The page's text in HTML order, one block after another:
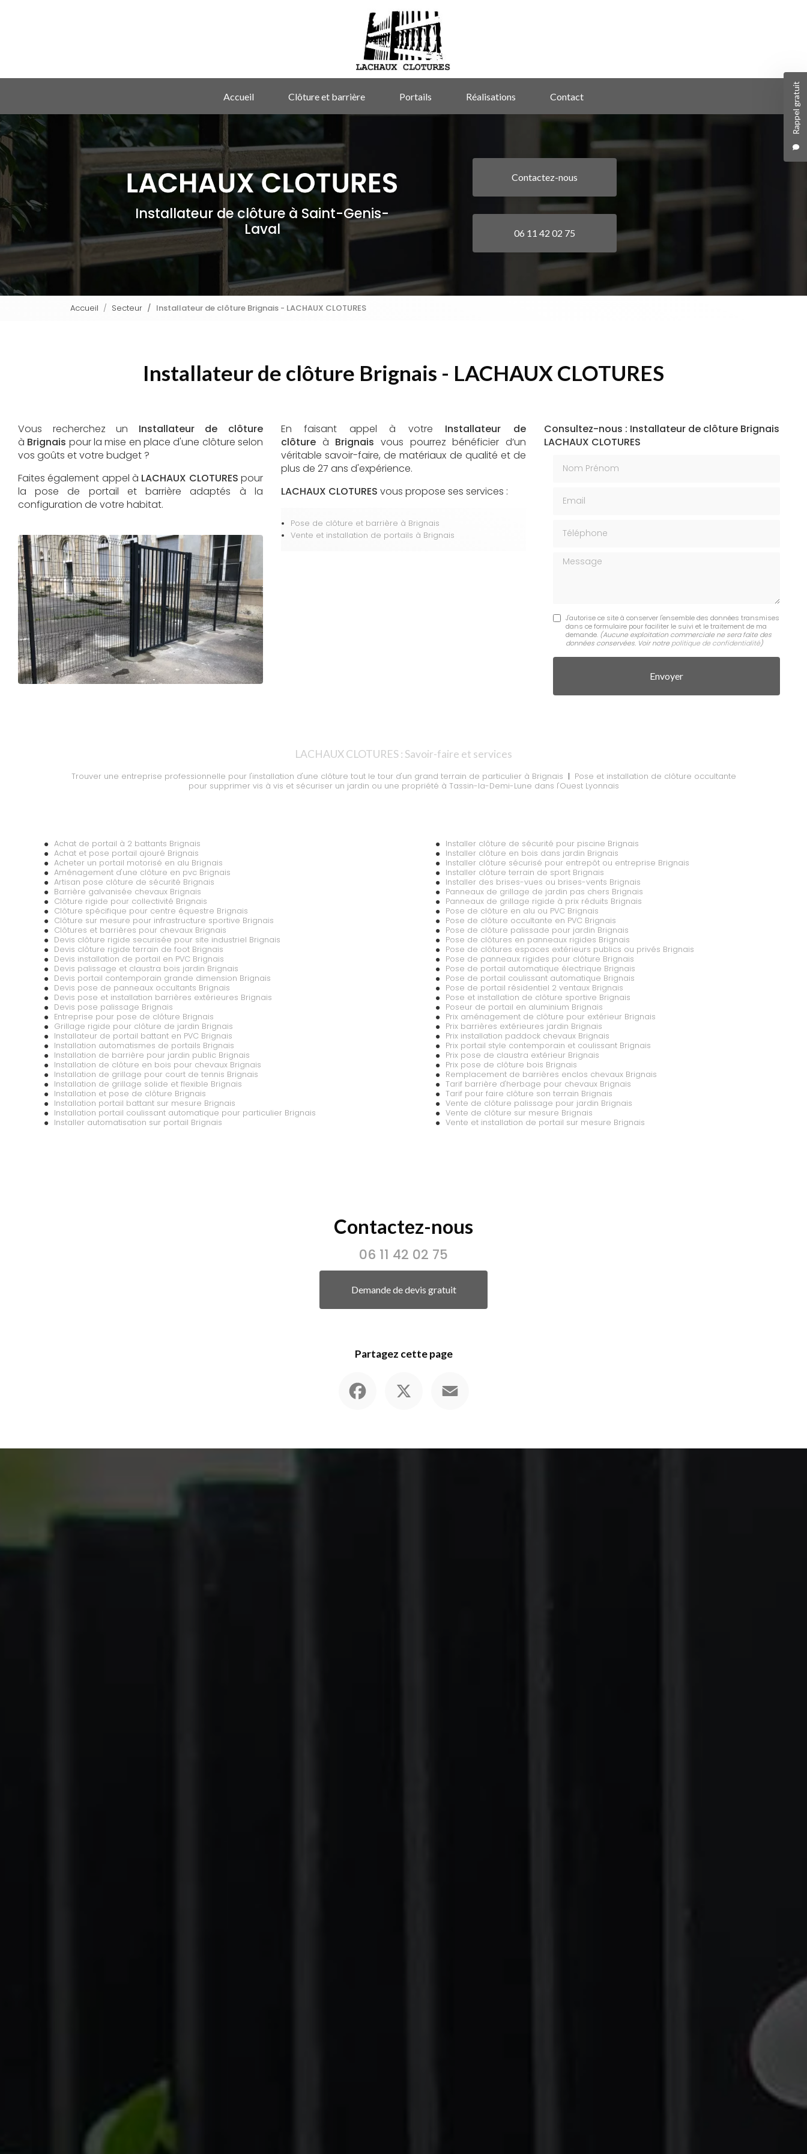
Rappel gratuit
Accueil
Clôture et barrière Portails Réalisations Contact
Installateur de clôture à Saint-Genis-
Laval
Contactez-nous
06 11 42 02 75
Accueil Secteur Installateur de clôture Brignais - LACHAUX CLOTURES
Installateur de clôture Brignais - LACHAUX CLOTURES
Vous recherchez un Installateur de clôture
à Brignais pour la mise en place d'une clôture selon
vos goûts et votre budget ?
Faites également appel à LACHAUX CLOTURES pour
la pose de portail et barrière adaptés à la
configuration de votre habitat.
En faisant appel à votre Installateur de
clôtureà Brignais vous pourrez bénéficier d’un
véritable savoir-faire, de matériaux de qualité et de
plus de 27 ans d'expérience.
LACHAUX CLOTURES vous propose ses services :
Pose de clôture et barrière à Brignais
Vente et installation de portails​​​​​​​ à Brignais
Consultez-nous : Installateur de clôture Brignais
LACHAUX CLOTURES
Message
J'autorise ce site à conserver l'ensemble des données transmises
dans ce formulaire pour faciliter le suivi et le traitement de ma
demande. (Aucune exploitation commerciale ne sera faite des
données conservées. Voir notre politique de confidentialité)
LACHAUX CLOTURES : Savoir-faire et services
Trouver une entreprise professionnelle pour l'installation d'une clôture tout le tour d'un grand terrain de particulier à Brignais | Pose et installation de clôture occultante
pour supprimer vis à vis et sécuriser un jardin ou une propriété à Tassin-la-Demi-Lune dans l'Ouest Lyonnais
Achat de portail à 2 battants Brignais
Achat et pose portail ajouré Brignais
Acheter un portail motorisé en alu Brignais
Aménagement d'une clôture en pvc Brignais
Artisan pose clôture de sécurité Brignais
Barrière galvanisée chevaux Brignais
Clôture rigide pour collectivité Brignais
Clôture spécifique pour centre équestre Brignais
Clôture sur mesure pour infrastructure sportive Brignais
Clôtures et barrières pour chevaux Brignais
Devis clôture rigide securisée pour site industriel Brignais
Devis clôture rigide terrain de foot Brignais
Devis installation de portail en PVC Brignais
Devis palissage et claustra bois jardin Brignais
Devis portail contemporain grande dimension Brignais
Devis pose de panneaux occultants Brignais
Devis pose et installation barrières extérieures Brignais
Devis pose palissage Brignais
Entreprise pour pose de clôture Brignais
Grillage rigide pour clôture de jardin Brignais
Installateur de portail battant en PVC Brignais
Installation automatismes de portails Brignais
Installation de barrière pour jardin public Brignais
Installation de clôture en bois pour chevaux Brignais
Installation de grillage pour court de tennis Brignais
Installation de grillage solide et flexible Brignais
Installation et pose de clôture Brignais
Installation portail battant sur mesure Brignais
Installation portail coulissant automatique pour particulier Brignais
Installer automatisation sur portail Brignais
Installer clôture de sécurité pour piscine Brignais
Installer clôture en bois dans jardin Brignais
Installer clôture sécurisé pour entrepôt ou entreprise Brignais
Installer clôture terrain de sport Brignais
Installer des brises-vues ou brises-vents Brignais
Panneaux de grillage de jardin pas chers Brignais
Panneaux de grillage rigide à prix réduits Brignais
Pose de clôture en alu ou PVC Brignais
Pose de clôture occultante en PVC Brignais
Pose de clôture palissade pour jardin Brignais
Pose de clôtures en panneaux rigides Brignais
Pose de clôtures espaces extérieurs publics ou privés Brignais
Pose de panneaux rigides pour clôture Brignais
Pose de portail automatique électrique Brignais
Pose de portail coulissant automatique Brignais
Pose de portail résidentiel 2 ventaux Brignais
Pose et installation de clôture sportive Brignais
Poseur de portail en aluminium Brignais
Prix aménagement de clôture pour extérieur Brignais
Prix barrières extérieures jardin Brignais
Prix installation paddock chevaux Brignais
Prix portail style contemporain et coulissant Brignais
Prix pose de claustra extérieur Brignais
Prix pose de clôture bois Brignais
Remplacement de barrières enclos chevaux Brignais
Tarif barrière d'herbage pour chevaux Brignais
Tarif pour faire clôture son terrain Brignais
Vente de clôture palissage pour jardin Brignais
Vente de clôture sur mesure Brignais
Vente et installation de portail sur mesure Brignais
Contactez-nous
06 11 42 02 75
Demande de devis gratuit
Partagez cette page